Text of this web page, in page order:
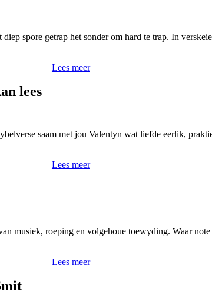
spore getrap het sonder om hard te trap. In
Lees meer
lees
saam met jou Valentyn wat liefde eerlik,
Lees meer
musiek, roeping en volgehoue toewyding. Waar
Lees meer